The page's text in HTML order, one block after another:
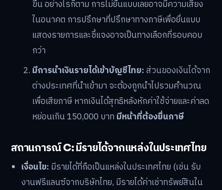
ขึ้น อย่างไรก็ตาม การไม่ยื่นแบบเลยอาจมีความเสี่ยง
ในอนาคต การปรึกษาที่ปรึกษาทางภาษีเพื่อยื่นแบบ
แสดงรายการและชี้แจงอาจเป็นทางเลือกที่รอบคอบ
กว่า
มีการนำเงินรายได้เข้าบัญชีไทย:ส่วนของเงินได้จาก
ต่างประเทศที่นำเข้ามา จะต้องถูกนำไปรวมคำนวณ
เพื่อเสียภาษี หากเงินได้สุทธิหลังหักค่าใช้จ่ายและค่าลด
หย่อนเกิน 150,000 บาท มีหน้าที่ต้องยื่นภาษี
สถานการณ์ C: มีรายได้จากแหล่งในประเทศไทย
เงื่อนไข: มีรายได้ที่ถือเป็นแหล่งในประเทศไทย (เช่น รับ
งานฟรีแลนซ์จากบริษัทไทย, มีรายได้ค่าเช่าทรัพย์สินใน